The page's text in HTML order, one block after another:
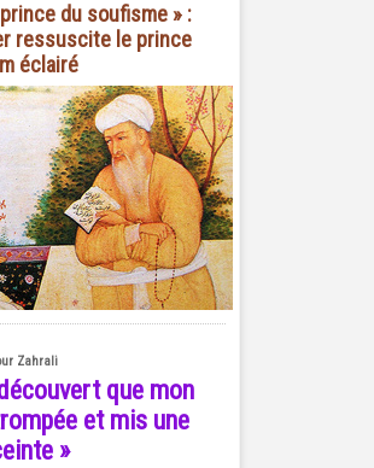
du soufisme » :
ressuscite le prince
éclairé
Zahrali
que mon
et mis une
»